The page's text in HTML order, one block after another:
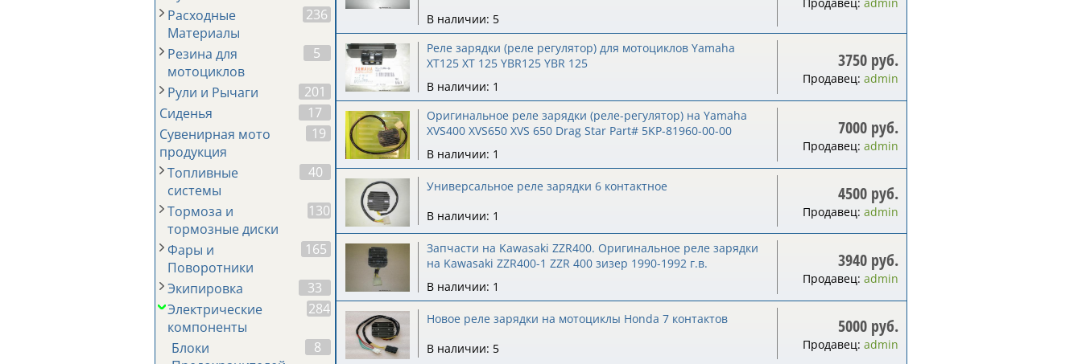
Расходные
Материалы
236
Резина для
мотоциклов
5
Рули и Рычаги
201
Сиденья
17
Сувенирная мото
продукция
19
Топливные
системы
40
Тормоза и
тормозные диски
130
Фары и
Поворотники
165
Экипировка
33
Электрические
компоненты
284
Блоки
8
В наличии: 5
Реле зарядки (реле регулятор) для мотоциклов Yamaha
XT125 XT 125 YBR125 YBR 125
В наличии: 1
3750 руб.
Продавец: admin
Оригинальное реле зарядки (реле-регулятор) на Yamaha
XVS400 XVS650 XVS 650 Drag Star Part# 5KP-81960-00-00
В наличии: 1
7000 руб.
Продавец: admin
Универсальное реле зарядки 6 контактное
В наличии: 1
4500 руб.
Продавец: admin
Запчасти на Kawasaki ZZR400. Оригинальное реле зарядки
на Kawasaki ZZR400-1 ZZR 400 зизер 1990-1992 г.в.
В наличии: 1
3940 руб.
Продавец: admin
Новое реле зарядки на мотоциклы Honda 7 контактов
В наличии: 5
5000 руб.
Продавец: admin